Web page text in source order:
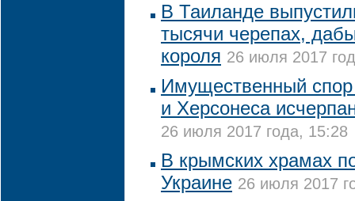
В Таиланде
тысячи черепах,
короля 26 июля 2017
Имущественный
и Херсонеса
26 июля 2017 года, 15:28
В крымских храмах
Украине 26 июля 2017